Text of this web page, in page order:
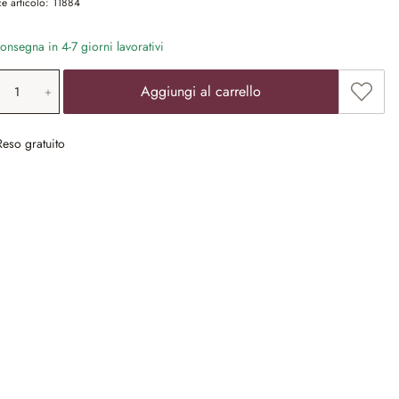
in 4-7 giorni lavorativi
prodotto: inserisci il valore
Aggiungi al carrello
gratuito